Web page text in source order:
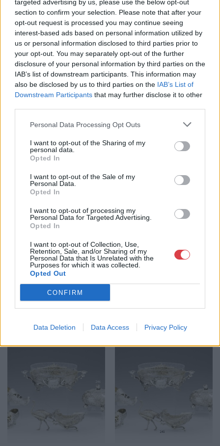
targeted advertising by us, please use the below opt-out
section to confirm your selection. Please note that after your
opt-out request is processed you may continue seeing
interest-based ads based on personal information utilized by
us or personal information disclosed to third parties prior to
your opt-out. You may separately opt-out of the further
disclosure of your personal information by third parties on the
IAB’s list of downstream participants. This information may
also be disclosed by us to third parties on the IAB’s List of
Downstream Participants that may further disclose it to other
Personal Data Processing Opt Outs
I want to opt-out of the Sharing of my
personal data.
Opted In
I want to opt-out of the Sale of my
Personal Data.
Opted In
I want to opt-out of processing my
Personal Data for Targeted Advertising.
Opted In
I want to opt-out of Collection, Use,
Retention, Sale, and/or Sharing of my
Personal Data that Is Unrelated with the
Purposes for which it was collected.
Opted Out
CONFIRM
Data Deletion Data Access Privacy Policy
BÁV ZRt. 2014.12.10-i aukció
Aukció időpontja: 2014-12-10
12:00
MEGTEKINTEM
BÁV ZRt. 2014.12.10-i aukció
Aukció időpontja: 2014-12-10
12:00
MEGTEKINTEM
NEMESFÉM TÁRGYAK
248. tétel:
248. tétel: Bécsi
neorokokó kínálótál,
ezüst, 422 g.
Kikiáltási ár:120 000Ft
Aukció:
Aukció időpontja: 2014-12-10
12:00
247. tétel: Német
neorokokó
Kikiáltási ár: 55 000Ft
Aukció: